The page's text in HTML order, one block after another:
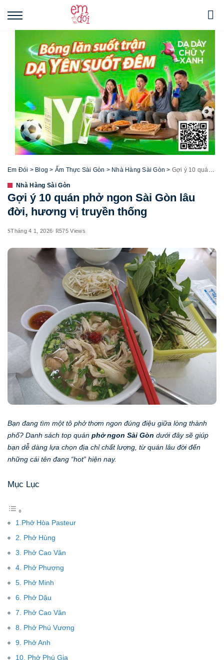
Em Đói > Blog > Ẩm Thực Sài Gòn > Nhà Hàng Sài Gòn > Gợi ý 10 quán phở ngon Sài Gòn lâu đời, hương vị truyền thống
Nhà Hàng Sài Gòn
Gợi ý 10 quán phở ngon Sài Gòn lâu
đời, hương vị truyền thống
Tháng 4 1, 2026 575 Views
Bạn đang tìm một tô phở thơm ngon đúng điệu giữa lòng thành
phố? Danh sách top quán phở ngon Sài Gòn dưới đây sẽ giúp
bạn dễ dàng lựa chọn địa chỉ chất lượng, từ quán lâu đời đến
những cái tên đang “hot” hiện nay.
Mục Lục
1.Phở Hòa Pasteur
2. Phở Hùng
3. Phở Cao Vân
4. Phở Phượng
5. Phở Minh
6. Phở Dậu
7. Phở Cao Vân
8. Phở Phú Vương
9. Phở Anh
10. Phở Phú Gia